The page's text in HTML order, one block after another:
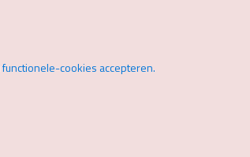
functionele-cookies accepteren.